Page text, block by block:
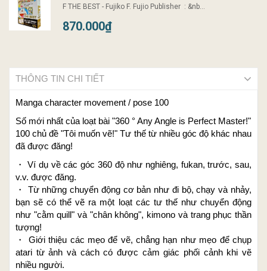
F THE BEST - Fujiko F. Fujio Publisher ‏ : ‎&nb...
870.000₫
THÔNG TIN CHI TIẾT
Manga character movement / pose 100
Số mới nhất của loạt bài "360 ° Any Angle is Perfect Master!"
100 chủ đề "Tôi muốn vẽ!" Tư thế từ nhiều góc độ khác nhau
đã được đăng!
・ Ví dụ về các góc 360 độ như nghiêng, fukan, trước, sau,
v.v. được đăng.
・ Từ những chuyển động cơ bản như đi bộ, chạy và nhảy,
bạn sẽ có thể vẽ ra một loạt các tư thế như chuyển động
như "cằm quill" và "chân không", kimono và trang phục thần
tượng!
・ Giới thiệu các mẹo để vẽ, chẳng hạn như mẹo để chụp
atari từ ảnh và cách có được cảm giác phối cảnh khi vẽ
nhiều người.